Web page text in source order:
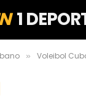
1
» Voleibol